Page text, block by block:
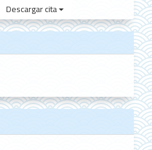
Descargar cita